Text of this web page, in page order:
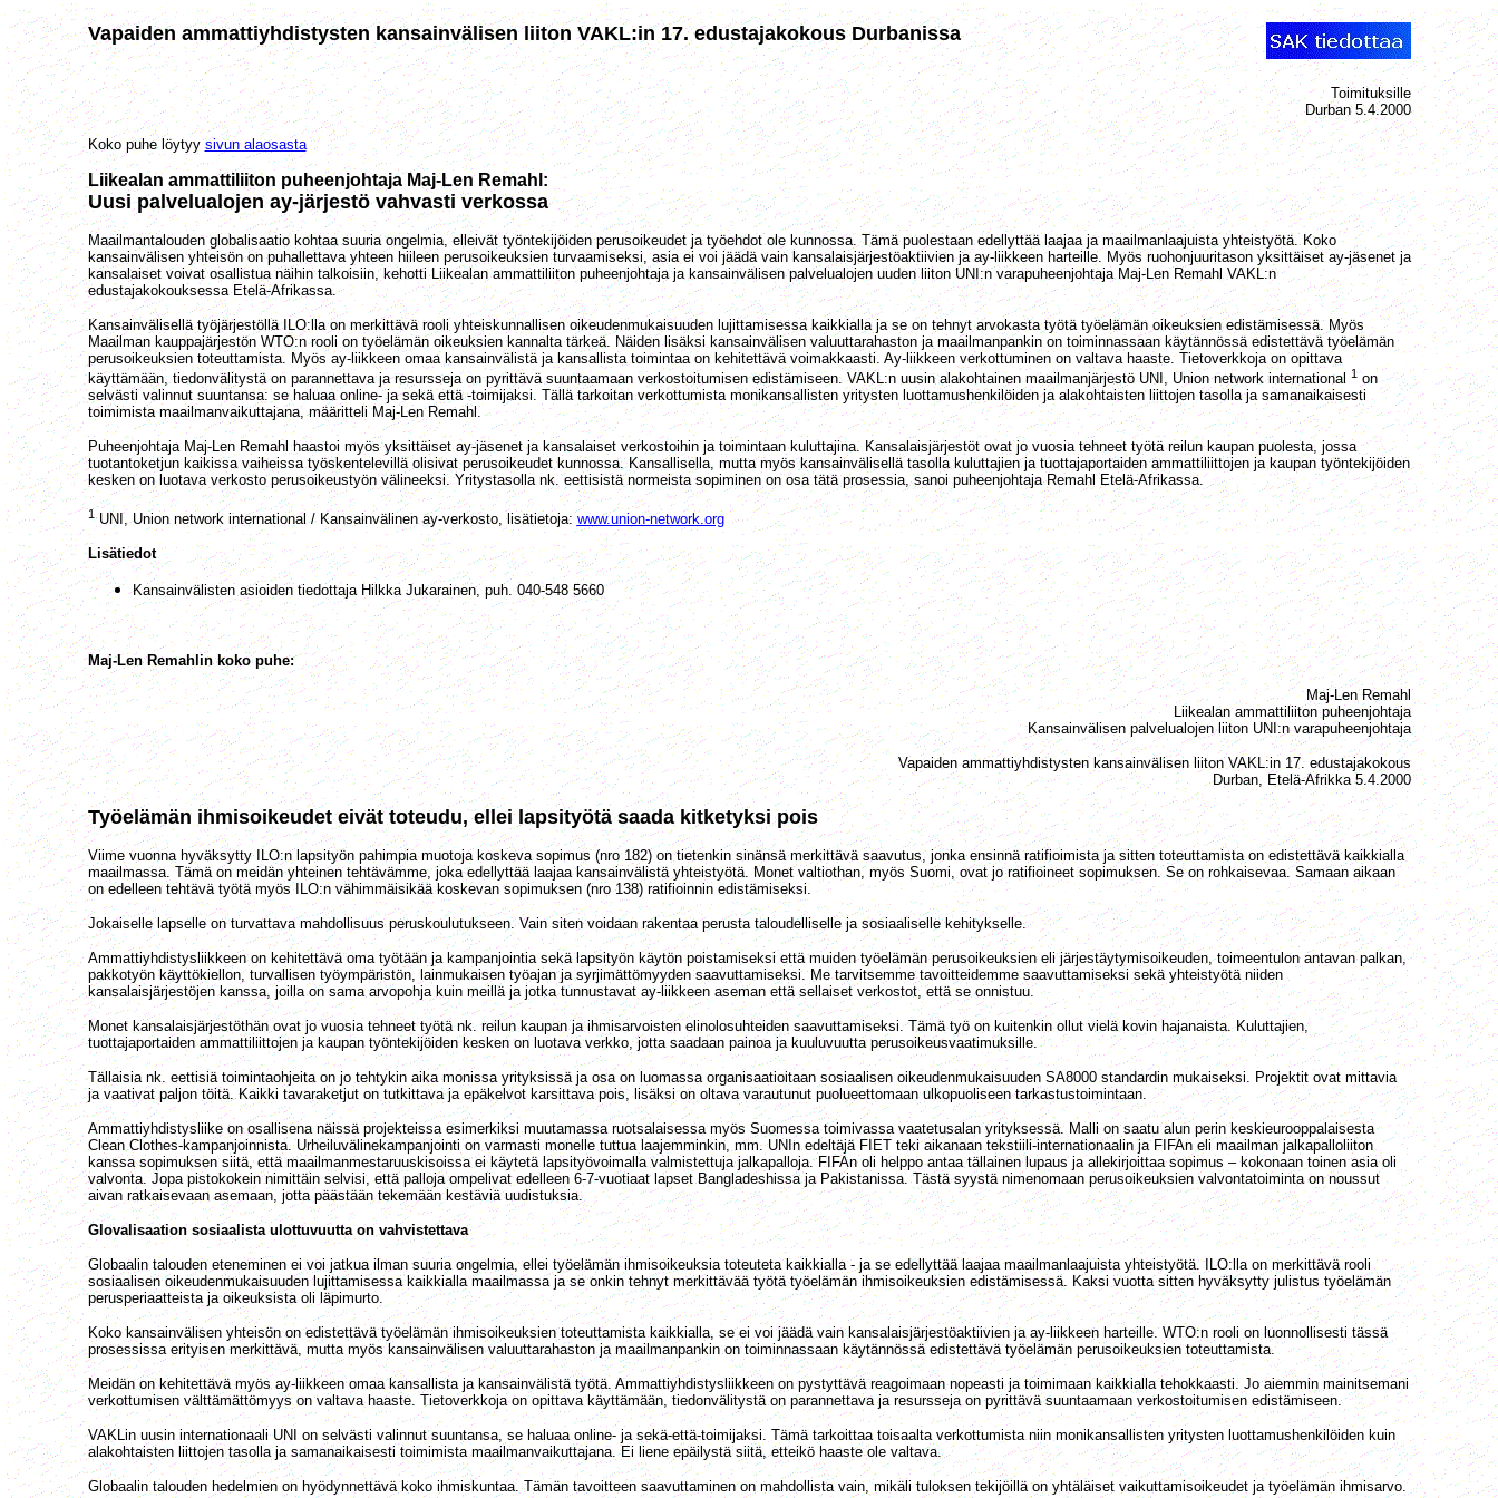
Vapaiden ammattiyhdistysten kansainvälisen liiton VAKL:in 17. edustajakokous Durbanissa
Toimituksille
Durban 5.4.2000
Koko puhe löytyysivun alaosasta
Liikealan ammattiliiton puheenjohtaja Maj-Len Remahl:
Uusi palvelualojen ay-järjestö vahvasti verkossa
Maailmantalouden globalisaatio kohtaa suuria ongelmia, elleivät työntekijöiden perusoikeudet ja työehdot ole kunnossa. Tämä puolestaan edellyttää laajaa ja maailmanlaajuista yhteistyötä. Koko
kansainvälisen yhteisön on puhallettava yhteen hiileen perusoikeuksien turvaamiseksi, asia ei voi jäädä vain kansalaisjärjestöaktiivien ja ay-liikkeen harteille. Myös ruohonjuuritason yksittäiset ay-jäsenet ja
kansalaiset voivat osallistua näihin talkoisiin, kehotti Liikealan ammattiliiton puheenjohtaja ja kansainvälisen palvelualojen uuden liiton UNI:n varapuheenjohtaja Maj-Len Remahl VAKL:n
edustajakokouksessa Etelä-Afrikassa.
Kansainvälisellä työjärjestöllä ILO:lla on merkittävä rooli yhteiskunnallisen oikeudenmukaisuuden lujittamisessa kaikkialla ja se on tehnyt arvokasta työtä työelämän oikeuksien edistämisessä. Myös
Maailman kauppajärjestön WTO:n rooli on työelämän oikeuksien kannalta tärkeä. Näiden lisäksi kansainvälisen valuuttarahaston ja maailmanpankin on toiminnassaan käytännössä edistettävä työelämän
perusoikeuksien toteuttamista. Myös ay-liikkeen omaa kansainvälistä ja kansallista toimintaa on kehitettävä voimakkaasti. Ay-liikkeen verkottuminen on valtava haaste. Tietoverkkoja on opittava
käyttämään, tiedonvälitystä on parannettava ja resursseja on pyrittävä suuntaamaan verkostoitumisen edistämiseen. VAKL:n uusin alakohtainen maailmanjärjestö UNI, Union network international 1on
selvästi valinnut suuntansa: se haluaa online- ja sekä että -toimijaksi. Tällä tarkoitan verkottumista monikansallisten yritysten luottamushenkilöiden ja alakohtaisten liittojen tasolla ja samanaikaisesti
toimimista maailmanvaikuttajana, määritteli Maj-Len Remahl.
Puheenjohtaja Maj-Len Remahl haastoi myös yksittäiset ay-jäsenet ja kansalaiset verkostoihin ja toimintaan kuluttajina. Kansalaisjärjestöt ovat jo vuosia tehneet työtä reilun kaupan puolesta, jossa
tuotantoketjun kaikissa vaiheissa työskentelevillä olisivat perusoikeudet kunnossa. Kansallisella, mutta myös kansainvälisellä tasolla kuluttajien ja tuottajaportaiden ammattiliittojen ja kaupan työntekijöiden
kesken on luotava verkosto perusoikeustyön välineeksi. Yritystasolla nk. eettisistä normeista sopiminen on osa tätä prosessia, sanoi puheenjohtaja Remahl Etelä-Afrikassa.
1UNI, Union network international / Kansainvälinen ay-verkosto, lisätietoja:www.union-network.org
Lisätiedot
Kansainvälisten asioiden tiedottaja Hilkka Jukarainen, puh. 040-548 5660
Maj-Len Remahlin koko puhe:
Maj-Len Remahl
Liikealan ammattiliiton puheenjohtaja
Kansainvälisen palvelualojen liiton UNI:n varapuheenjohtaja
Vapaiden ammattiyhdistysten kansainvälisen liiton VAKL:in 17. edustajakokous
Durban, Etelä-Afrikka 5.4.2000
Työelämän ihmisoikeudet eivät toteudu, ellei lapsityötä saada kitketyksi pois
Viime vuonna hyväksytty ILO:n lapsityön pahimpia muotoja koskeva sopimus (nro 182) on tietenkin sinänsä merkittävä saavutus, jonka ensinnä ratifioimista ja sitten toteuttamista on edistettävä kaikkialla
maailmassa. Tämä on meidän yhteinen tehtävämme, joka edellyttää laajaa kansainvälistä yhteistyötä. Monet valtiothan, myös Suomi, ovat jo ratifioineet sopimuksen. Se on rohkaisevaa. Samaan aikaan
on edelleen tehtävä työtä myös ILO:n vähimmäisikää koskevan sopimuksen (nro 138) ratifioinnin edistämiseksi.
Jokaiselle lapselle on turvattava mahdollisuus peruskoulutukseen. Vain siten voidaan rakentaa perusta taloudelliselle ja sosiaaliselle kehitykselle.
Ammattiyhdistysliikkeen on kehitettävä oma työtään ja kampanjointia sekä lapsityön käytön poistamiseksi että muiden työelämän perusoikeuksien eli järjestäytymisoikeuden, toimeentulon antavan palkan,
pakkotyön käyttökiellon, turvallisen työympäristön, lainmukaisen työajan ja syrjimättömyyden saavuttamiseksi. Me tarvitsemme tavoitteidemme saavuttamiseksi sekä yhteistyötä niiden
kansalaisjärjestöjen kanssa, joilla on sama arvopohja kuin meillä ja jotka tunnustavat ay-liikkeen aseman että sellaiset verkostot, että se onnistuu.
Monet kansalaisjärjestöthän ovat jo vuosia tehneet työtä nk. reilun kaupan ja ihmisarvoisten elinolosuhteiden saavuttamiseksi. Tämä työ on kuitenkin ollut vielä kovin hajanaista. Kuluttajien,
tuottajaportaiden ammattiliittojen ja kaupan työntekijöiden kesken on luotava verkko, jotta saadaan painoa ja kuuluvuutta perusoikeusvaatimuksille.
Tällaisia nk. eettisiä toimintaohjeita on jo tehtykin aika monissa yrityksissä ja osa on luomassa organisaatioitaan sosiaalisen oikeudenmukaisuuden SA8000 standardin mukaiseksi. Projektit ovat mittavia
ja vaativat paljon töitä. Kaikki tavaraketjut on tutkittava ja epäkelvot karsittava pois, lisäksi on oltava varautunut puolueettomaan ulkopuoliseen tarkastustoimintaan.
Ammattiyhdistysliike on osallisena näissä projekteissa esimerkiksi muutamassa ruotsalaisessa myös Suomessa toimivassa vaatetusalan yrityksessä. Malli on saatu alun perin keskieurooppalaisesta
Clean Clothes-kampanjoinnista. Urheiluvälinekampanjointi on varmasti monelle tuttua laajemminkin, mm. UNIn edeltäjä FIET teki aikanaan tekstiili-internationaalin ja FIFAn eli maailman jalkapalloliiton
kanssa sopimuksen siitä, että maailmanmestaruuskisoissa ei käytetä lapsityövoimalla valmistettuja jalkapalloja. FIFAn oli helppo antaa tällainen lupaus ja allekirjoittaa sopimus – kokonaan toinen asia oli
valvonta. Jopa pistokokein nimittäin selvisi, että palloja ompelivat edelleen 6-7-vuotiaat lapset Bangladeshissa ja Pakistanissa. Tästä syystä nimenomaan perusoikeuksien valvontatoiminta on noussut
aivan ratkaisevaan asemaan, jotta päästään tekemään kestäviä uudistuksia.
Glovalisaation sosiaalista ulottuvuutta on vahvistettava
Globaalin talouden eteneminen ei voi jatkua ilman suuria ongelmia, ellei työelämän ihmisoikeuksia toteuteta kaikkialla - ja se edellyttää laajaa maailmanlaajuista yhteistyötä. ILO:lla on merkittävä rooli
sosiaalisen oikeudenmukaisuuden lujittamisessa kaikkialla maailmassa ja se onkin tehnyt merkittävää työtä työelämän ihmisoikeuksien edistämisessä. Kaksi vuotta sitten hyväksytty julistus työelämän
perusperiaatteista ja oikeuksista oli läpimurto.
Koko kansainvälisen yhteisön on edistettävä työelämän ihmisoikeuksien toteuttamista kaikkialla, se ei voi jäädä vain kansalaisjärjestöaktiivien ja ay-liikkeen harteille. WTO:n rooli on luonnollisesti tässä
prosessissa erityisen merkittävä, mutta myös kansainvälisen valuuttarahaston ja maailmanpankin on toiminnassaan käytännössä edistettävä työelämän perusoikeuksien toteuttamista.
Meidän on kehitettävä myös ay-liikkeen omaa kansallista ja kansainvälistä työtä. Ammattiyhdistysliikkeen on pystyttävä reagoimaan nopeasti ja toimimaan kaikkialla tehokkaasti. Jo aiemmin mainitsemani
verkottumisen välttämättömyys on valtava haaste. Tietoverkkoja on opittava käyttämään, tiedonvälitystä on parannettava ja resursseja on pyrittävä suuntaamaan verkostoitumisen edistämiseen.
VAKLin uusin internationaali UNI on selvästi valinnut suuntansa, se haluaa online- ja sekä-että-toimijaksi. Tämä tarkoittaa toisaalta verkottumista niin monikansallisten yritysten luottamushenkilöiden kuin
alakohtaisten liittojen tasolla ja samanaikaisesti toimimista maailmanvaikuttajana. Ei liene epäilystä siitä, etteikö haaste ole valtava.
Globaalin talouden hedelmien on hyödynnettävä koko ihmiskuntaa. Tämän tavoitteen saavuttaminen on mahdollista vain, mikäli tuloksen tekijöillä on yhtäläiset vaikuttamisoikeudet ja työelämän ihmisarvo.